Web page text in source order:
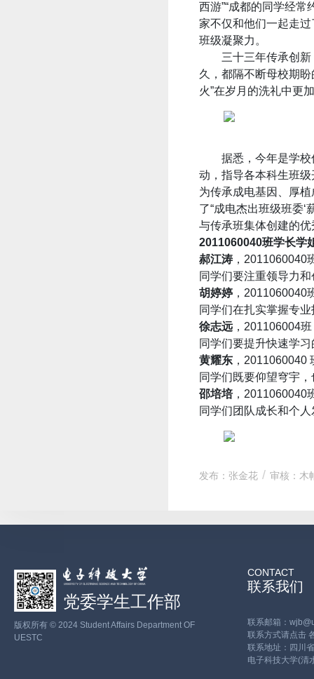
西游”“成都的同学经
家不仅和他们一起走
班级凝聚力。
三十三年传承创新，
久，都隔不断母校期
火”在岁月的洗礼中更
据悉，今年是学校优
动，指导各本科生班
为传承成电基因、厚
了“成电杰出班级班委
与传承班集体创建的
2011060040班学长学
郝江涛 ，2011060040
同学们要注重领导力
胡婷婷 ，2011060040
同学们在扎实掌握专
徐志远 ，201106004
同学们要提升快速学
黄耀东 ，2011060040
同学们既要仰望穹宇
邵培培，2011060040
同学们团队成长和个
发布：张金花 审核：木
党委学生工作部
版权所有 © 2024 Student Affairs Department OF
UESTC
CONTACT
联系我们
联系邮箱：
联系方式请点击
联系地址：四川
电子科技大学(清